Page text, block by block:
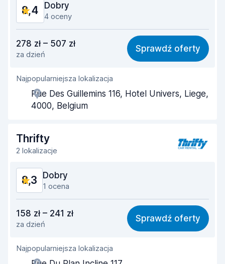
Stan samochodu
8,4 Dobry
4 oceny
8,1
Łatwość znalezienia 8,3
Pomocność przedstawiciela
Szybkość odbioru 8,2
Czystość samochodu 8,6
Stan samochodu
278 zł – 507 zł
za dzień
Sprawdź oferty
Najpopularniejsza lokalizacja
Rue Des Guillemins 116, Hotel Univers, Liege,
4000, Belgium
Thrifty
2 lokalizacje
8,3 Dobry
1 ocena
8,2
Łatwość znalezienia 8,2
Pomocność przedstawiciela
158 zł – 241 zł
za dzień
Sprawdź oferty
Najpopularniejsza lokalizacja